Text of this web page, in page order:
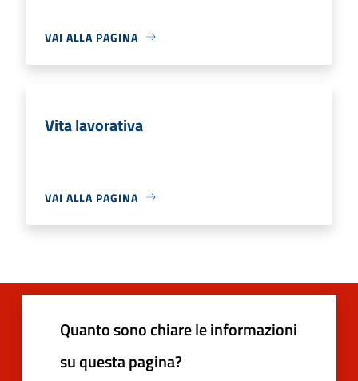
VAI ALLA PAGINA
Vita lavorativa
VAI ALLA PAGINA
Quanto sono chiare le informazioni
su questa pagina?